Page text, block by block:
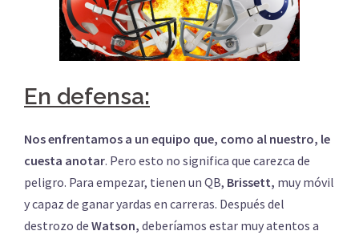
En defensa:
Nos enfrentamos a un equipo que, como al nuestro, le
cuesta anotar. Pero esto no significa que carezca de
peligro. Para empezar, tienen un QB, Brissett, muy móvil
y capaz de ganar yardas en carreras. Después del
destrozo de Watson, deberíamos estar muy atentos a